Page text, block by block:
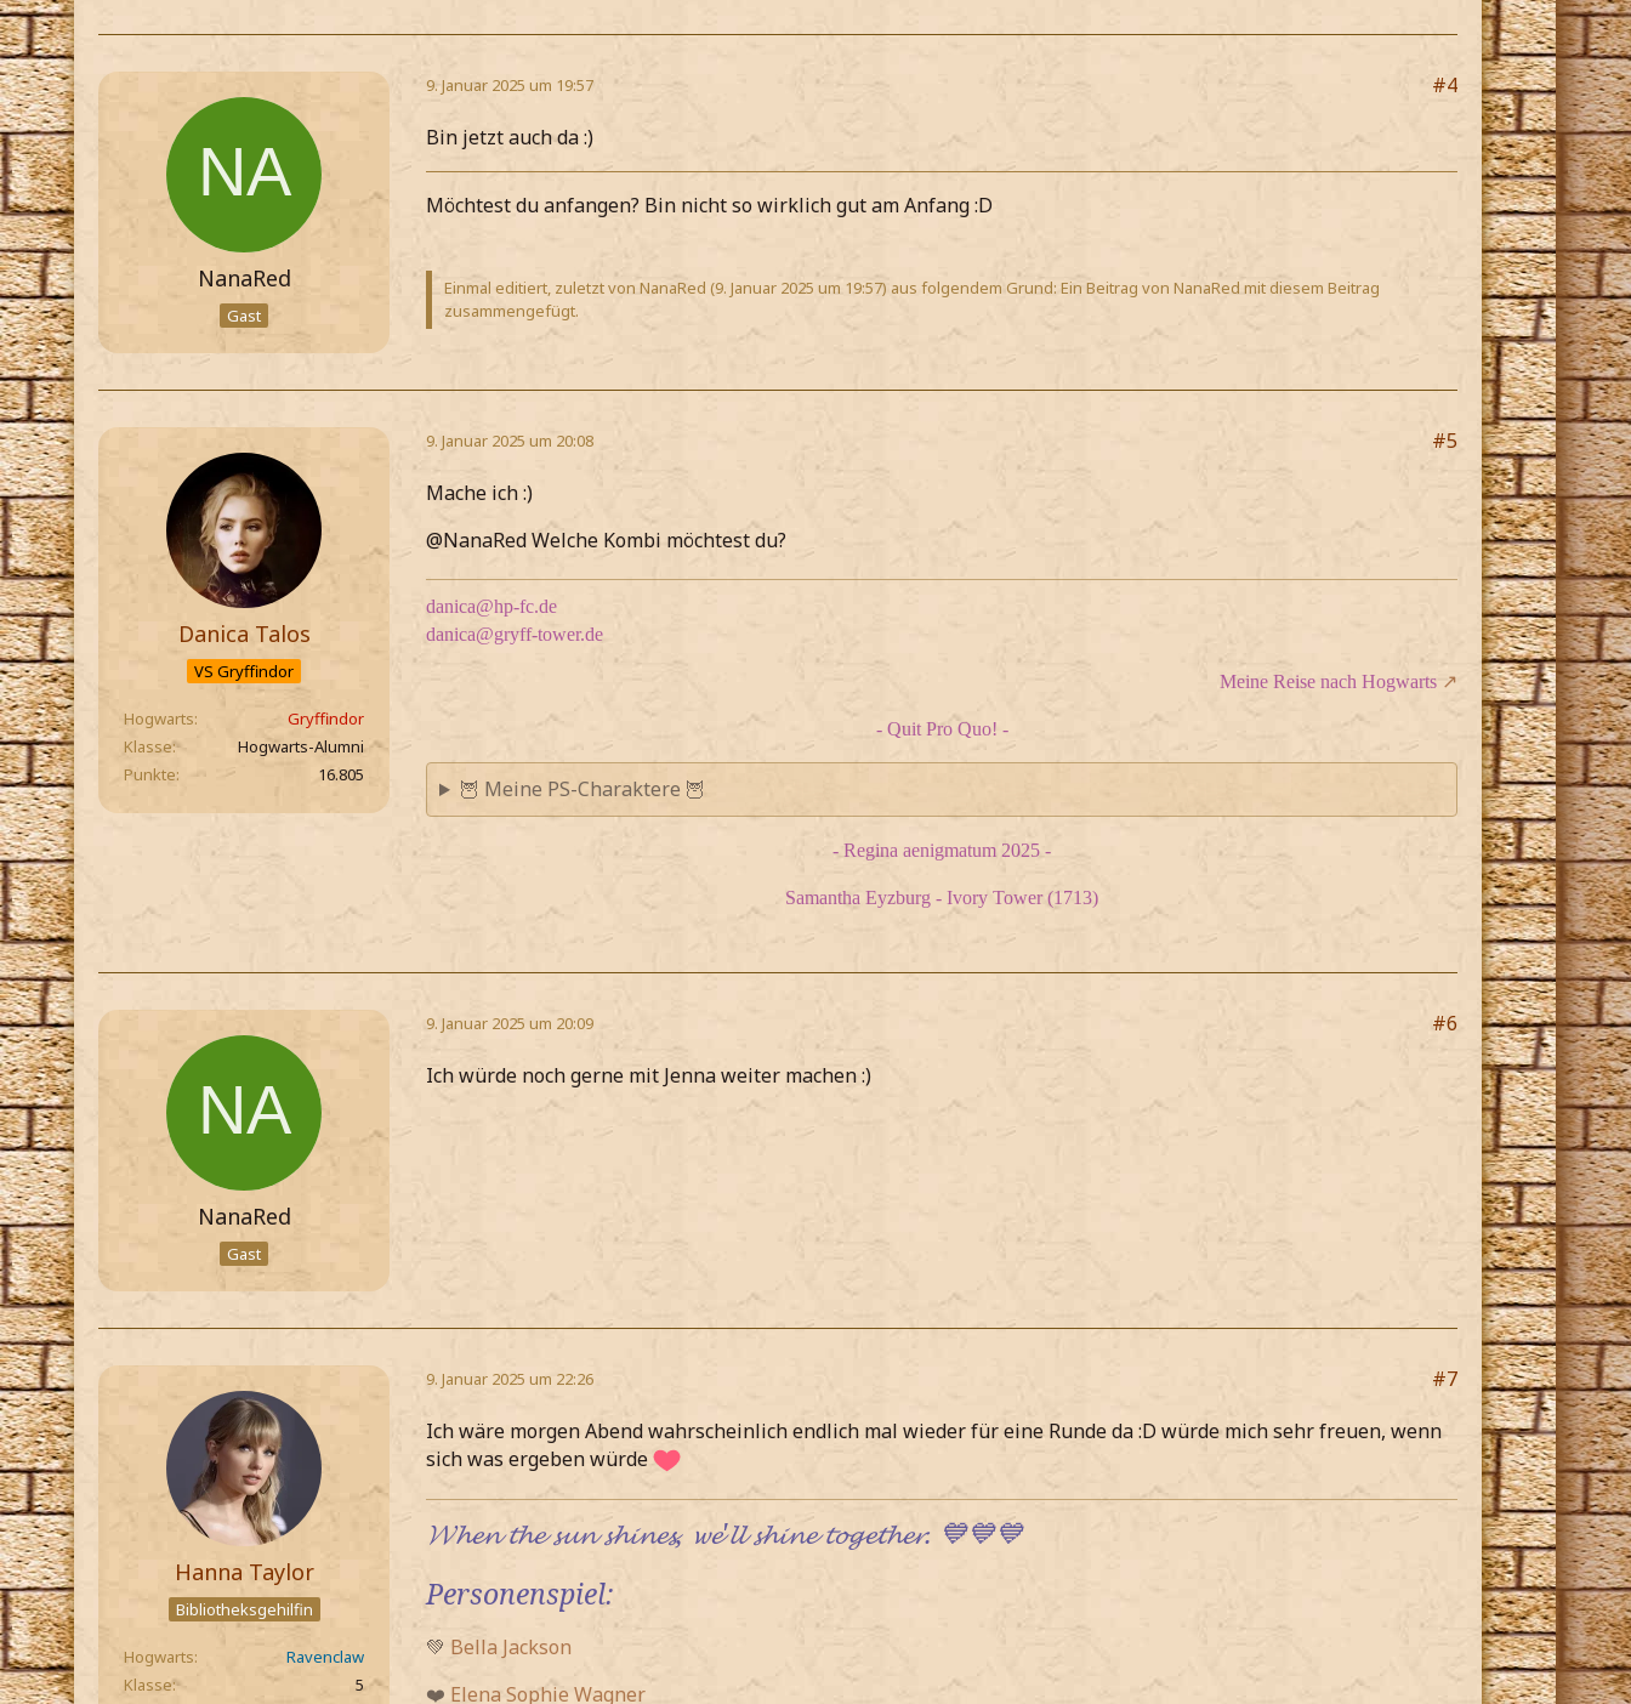
NanaRed
Gast
9. Januar 2025 um 19:57
#4
Bin jetzt auch da :)
Möchtest du anfangen? Bin nicht so wirklich gut am Anfang :D
Einmal editiert, zuletzt von NanaRed (9. Januar 2025 um 19:57) aus folgendem Grund: Ein Beitrag von NanaRed mit diesem Beitrag
zusammengefügt.
Danica Talos
VS Gryffindor
Hogwarts
Gryffindor
Klasse
Hogwarts-Alumni
Punkte
16.805
9. Januar 2025 um 20:08
#5
Mache ich :)
@NanaRed Welche Kombi möchtest du?
danica@hp-fc.de
danica@gryff-tower.de
Meine Reise nach Hogwarts
- Quit Pro Quo! -
🦉 Meine PS-Charaktere 🦉
- Regina aenigmatum 2025 -
Samantha Eyzburg - Ivory Tower (1713)
NanaRed
Gast
9. Januar 2025 um 20:09
#6
Ich würde noch gerne mit Jenna weiter machen :)
Hanna Taylor
Bibliotheksgehilfin
Hogwarts
Ravenclaw
Klasse
5
9. Januar 2025 um 22:26
#7
Ich wäre morgen Abend wahrscheinlich endlich mal wieder für eine Runde da :D würde mich sehr freuen, wenn
sich was ergeben würde
𝓦𝓱𝓮𝓷 𝓽𝓱𝓮 𝓼𝓾𝓷 𝓼𝓱𝓲𝓷𝓮𝓼, 𝔀𝓮'𝓵𝓵 𝓼𝓱𝓲𝓷𝓮 𝓽𝓸𝓰𝓮𝓽𝓱𝓮𝓻. 💙💙💙
Personenspiel:
💚 Bella Jackson
❤️ Elena Sophie Wagner